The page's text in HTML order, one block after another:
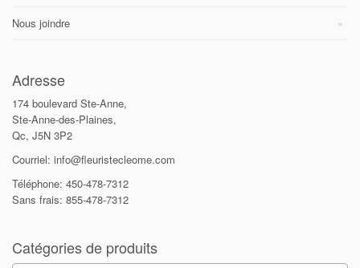
Nous joindre
Adresse
174 boulevard Ste-Anne,
Ste-Anne-des-Plaines,
Qc, J5N 3P2
Courriel: info@fleuristecleome.com
Téléphone: 450-478-7312
Sans frais: 855-478-7312
Catégories de produits